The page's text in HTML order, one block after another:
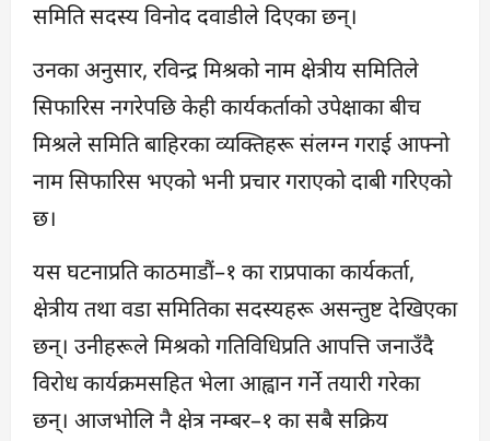
समिति सदस्य विनोद दवाडीले दिएका छन्।
उनका अनुसार, रविन्द्र मिश्रको नाम क्षेत्रीय समितिले
सिफारिस नगरेपछि केही कार्यकर्ताको उपेक्षाका बीच
मिश्रले समिति बाहिरका व्यक्तिहरू संलग्न गराई आफ्नो
नाम सिफारिस भएको भनी प्रचार गराएको दाबी गरिएको
छ।
यस घटनाप्रति काठमाडौं–१ का राप्रपाका कार्यकर्ता,
क्षेत्रीय तथा वडा समितिका सदस्यहरू असन्तुष्ट देखिएका
छन्। उनीहरूले मिश्रको गतिविधिप्रति आपत्ति जनाउँदै
विरोध कार्यक्रमसहित भेला आह्वान गर्ने तयारी गरेका
छन्। आजभोलि नै क्षेत्र नम्बर–१ का सबै सक्रिय